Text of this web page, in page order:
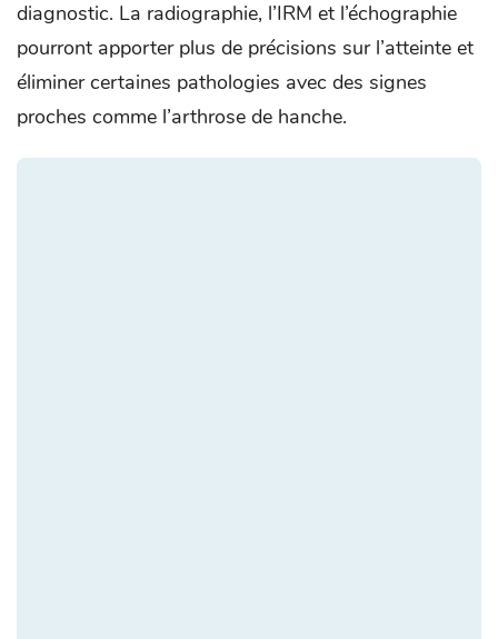
diagnostic. La radiographie, l’IRM et l’échographie
pourront apporter plus de précisions sur l’atteinte et
éliminer certaines pathologies avec des signes
proches comme l’arthrose de hanche.